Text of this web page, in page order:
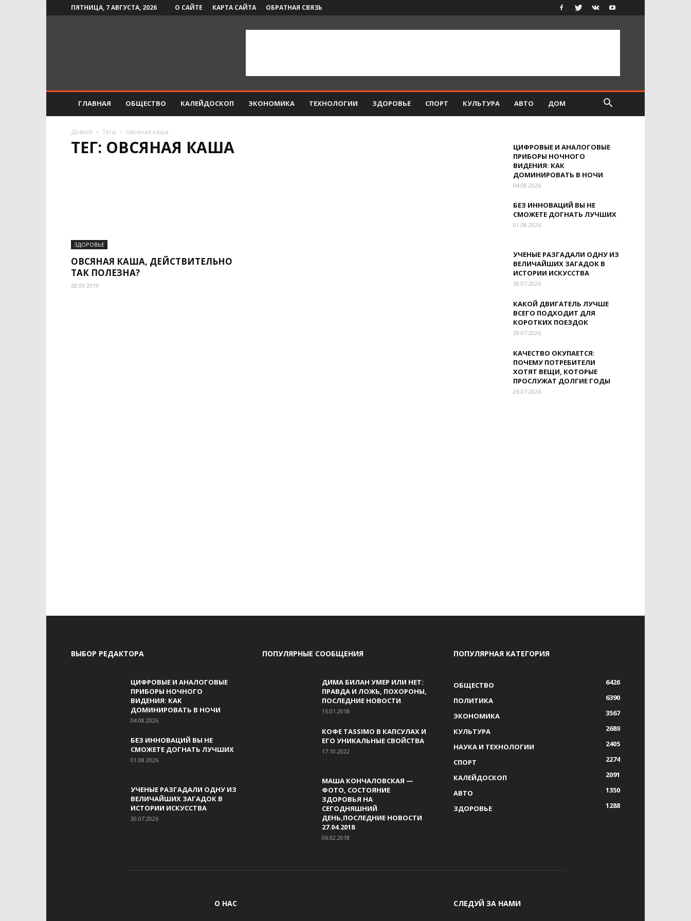
ПЯТНИЦА, 7 АВГУСТА, 2026 О САЙТЕ КАРТА САЙТА ОБРАТНАЯ СВЯЗЬ
ГЛАВНАЯ ОБЩЕСТВО КАЛЕЙДОСКОП ЭКОНОМИКА ТЕХНОЛОГИИ ЗДОРОВЬЕ СПОРТ КУЛЬТУРА АВТО ДОМ
Домой Теги овсяная каша
ТЕГ: ОВСЯНАЯ КАША
ЗДОРОВЬЕ
ОВСЯНАЯ КАША, ДЕЙСТВИТЕЛЬНО
ТАК ПОЛЕЗНА?
28.09.2019
ЦИФРОВЫЕ И АНАЛОГОВЫЕ
ПРИБОРЫ НОЧНОГО
ВИДЕНИЯ: КАК
ДОМИНИРОВАТЬ В НОЧИ
04.08.2026
БЕЗ ИННОВАЦИЙ ВЫ НЕ
СМОЖЕТЕ ДОГНАТЬ ЛУЧШИХ
01.08.2026
УЧЕНЫЕ РАЗГАДАЛИ ОДНУ ИЗ
ВЕЛИЧАЙШИХ ЗАГАДОК В
ИСТОРИИ ИСКУССТВА
30.07.2026
КАКОЙ ДВИГАТЕЛЬ ЛУЧШЕ
ВСЕГО ПОДХОДИТ ДЛЯ
КОРОТКИХ ПОЕЗДОК
28.07.2026
КАЧЕСТВО ОКУПАЕТСЯ:
ПОЧЕМУ ПОТРЕБИТЕЛИ
ХОТЯТ ВЕЩИ, КОТОРЫЕ
ПРОСЛУЖАТ ДОЛГИЕ ГОДЫ
26.07.2026
ВЫБОР РЕДАКТОРА
ЦИФРОВЫЕ И АНАЛОГОВЫЕ
ПРИБОРЫ НОЧНОГО
ВИДЕНИЯ: КАК
ДОМИНИРОВАТЬ В НОЧИ
04.08.2026
БЕЗ ИННОВАЦИЙ ВЫ НЕ
СМОЖЕТЕ ДОГНАТЬ ЛУЧШИХ
01.08.2026
УЧЕНЫЕ РАЗГАДАЛИ ОДНУ ИЗ
ВЕЛИЧАЙШИХ ЗАГАДОК В
ИСТОРИИ ИСКУССТВА
30.07.2026
ПОПУЛЯРНЫЕ СООБЩЕНИЯ
ДИМА БИЛАН УМЕР ИЛИ НЕТ:
ПРАВДА И ЛОЖЬ, ПОХОРОНЫ,
ПОСЛЕДНИЕ НОВОСТИ
15.01.2018
КОФЕ TASSIMO В КАПСУЛАХ И
ЕГО УНИКАЛЬНЫЕ СВОЙСТВА
17.10.2022
МАША КОНЧАЛОВСКАЯ —
ФОТО, СОСТОЯНИЕ
ЗДОРОВЬЯ НА
СЕГОДНЯШНИЙ
ДЕНЬ,ПОСЛЕДНИЕ НОВОСТИ
27.04.2018
06.02.2018
ПОПУЛЯРНАЯ КАТЕГОРИЯ
ОБЩЕСТВО
6426
ПОЛИТИКА
6390
ЭКОНОМИКА
3567
КУЛЬТУРА
2689
НАУКА И ТЕХНОЛОГИИ
2405
СПОРТ
2274
КАЛЕЙДОСКОП
2091
АВТО
1350
ЗДОРОВЬЕ
1288
О НАС СЛЕДУЙ ЗА НАМИ